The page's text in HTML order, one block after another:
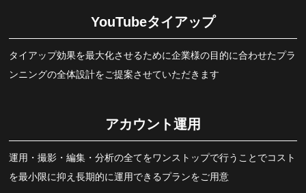
YouTubeタイアップ
タイアップ効果を最大化させるために企業様の目的に合わせたプラ
ンニングの全体設計をご提案させていただきます
アカウント運用
運用・撮影・編集・分析の全てをワンストップで行うことでコスト
を最小限に抑え長期的に運用できるプランをご用意